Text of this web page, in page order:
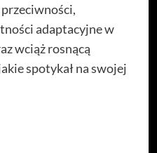
adaptacyjne w
wciąż rosnącą
spotykał na swojej